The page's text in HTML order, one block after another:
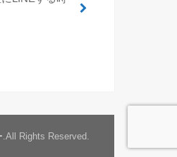
.All Rights Reserved.